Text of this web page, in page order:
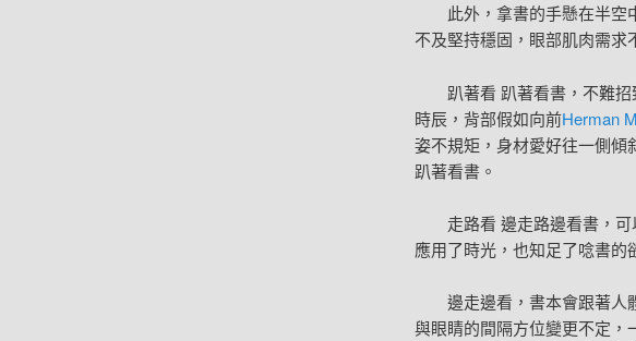
此外，拿書的手懸在半空
不及堅持穩固，眼部肌肉需求
趴著看 趴著看書，不難
時辰，背部假如向前Herman
姿不規矩，身材愛好往一側
趴著看書。
走路看 邊走路邊看書，
應用了時光，也知足了唸書的
邊走邊看，書本會跟著人
與眼睛的間隔方位變更不定